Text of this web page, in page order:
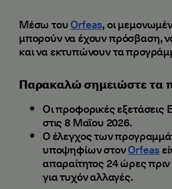
Μέσω τουOrfeas, οι
μπορούν να έχουν πρόσβαση,
και να εκτυπώνουν τα
Παρακαλώ σημειώστε τα
Οι προφορικές εξετάσεις
στις 8 Μαΐου 2026.
Ο έλεγχος των
υποψηφίων στονOrfeas
απαραίτητος 24 ώρες πριν
για τυχόν αλλαγές.